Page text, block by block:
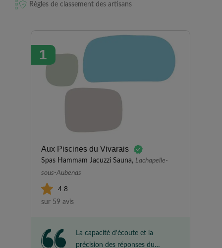
Règles de classement des artisans
1
Aux Piscines du Vivarais
Spas Hammam Jacuzzi Sauna, Lachapelle-
sous-Aubenas
4.8
sur 59 avis
La capacité d'écoute et la
précision des réponses du